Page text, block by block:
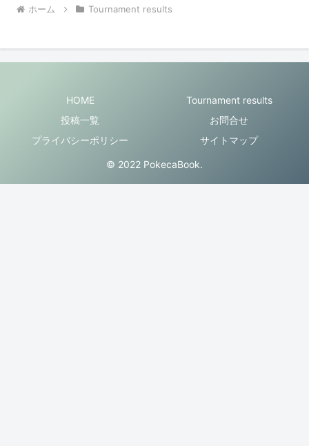
ホーム Tournament results
HOME
Tournament results
投稿一覧
お問合せ
プライバシーポリシー
サイトマップ
© 2022 PokecaBook.